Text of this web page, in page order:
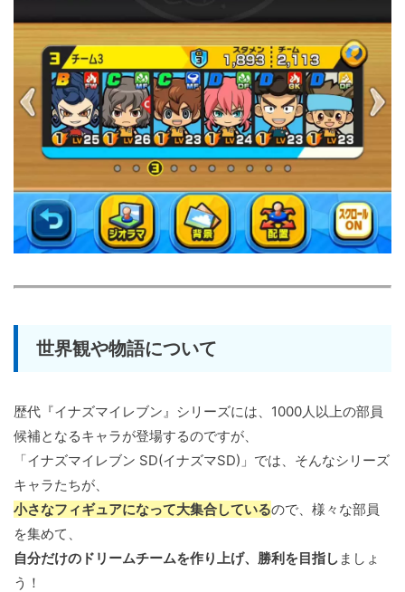
世界観や物語について
歴代『イナズマイレブン』シリーズには、1000人以上の部員
候補となるキャラが登場するのですが、
「イナズマイレブン SD(イナズマSD)」では、そんなシリーズ
キャラたちが、
小さなフィギュアになって大集合しているので、様々な部員
を集めて、
自分だけのドリームチームを作り上げ、勝利を目指し ましょ
う！